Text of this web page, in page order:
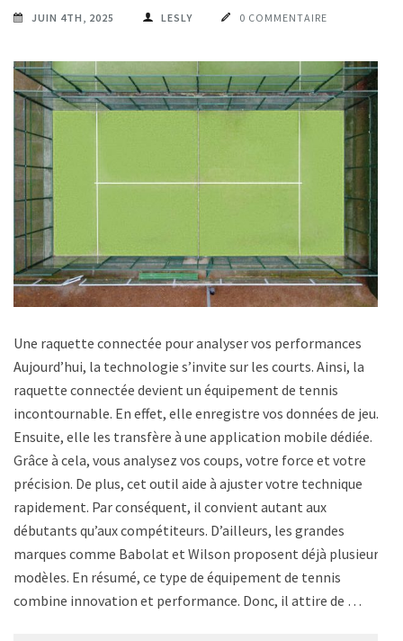
JUIN 4TH, 2025 LESLY 0 COMMENTAIRE
Une raquette connectée pour analyser vos performances
Aujourd’hui, la technologie s’invite sur les courts. Ainsi, la
raquette connectée devient un équipement de tennis
incontournable. En effet, elle enregistre vos données de jeu.
Ensuite, elle les transfère à une application mobile dédiée.
Grâce à cela, vous analysez vos coups, votre force et votre
précision. De plus, cet outil aide à ajuster votre technique
rapidement. Par conséquent, il convient autant aux
débutants qu’aux compétiteurs. D’ailleurs, les grandes
marques comme Babolat et Wilson proposent déjà plusieurs
modèles. En résumé, ce type de équipement de tennis
combine innovation et performance. Donc, il attire de …